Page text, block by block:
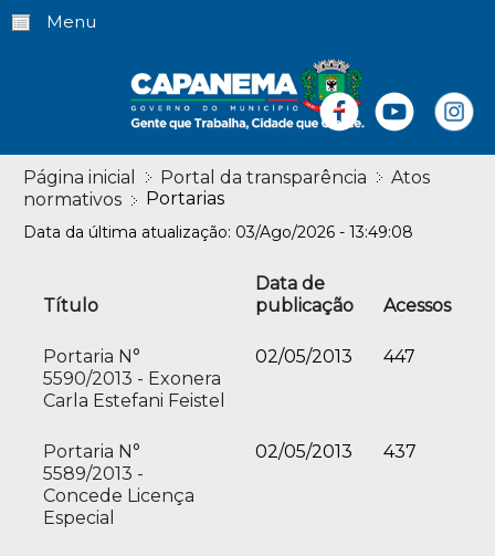
Menu
Página inicial Portal da transparência
Atos
normativos
Portarias
Data da última atualização: 03/Ago/2026 - 13:49:08
Título
Data de
publicação
Acessos
Portaria N°
5590/2013 - Exonera
Carla Estefani Feistel
02/05/2013 447
Portaria N°
5589/2013 -
Concede Licença
Especial
02/05/2013 437